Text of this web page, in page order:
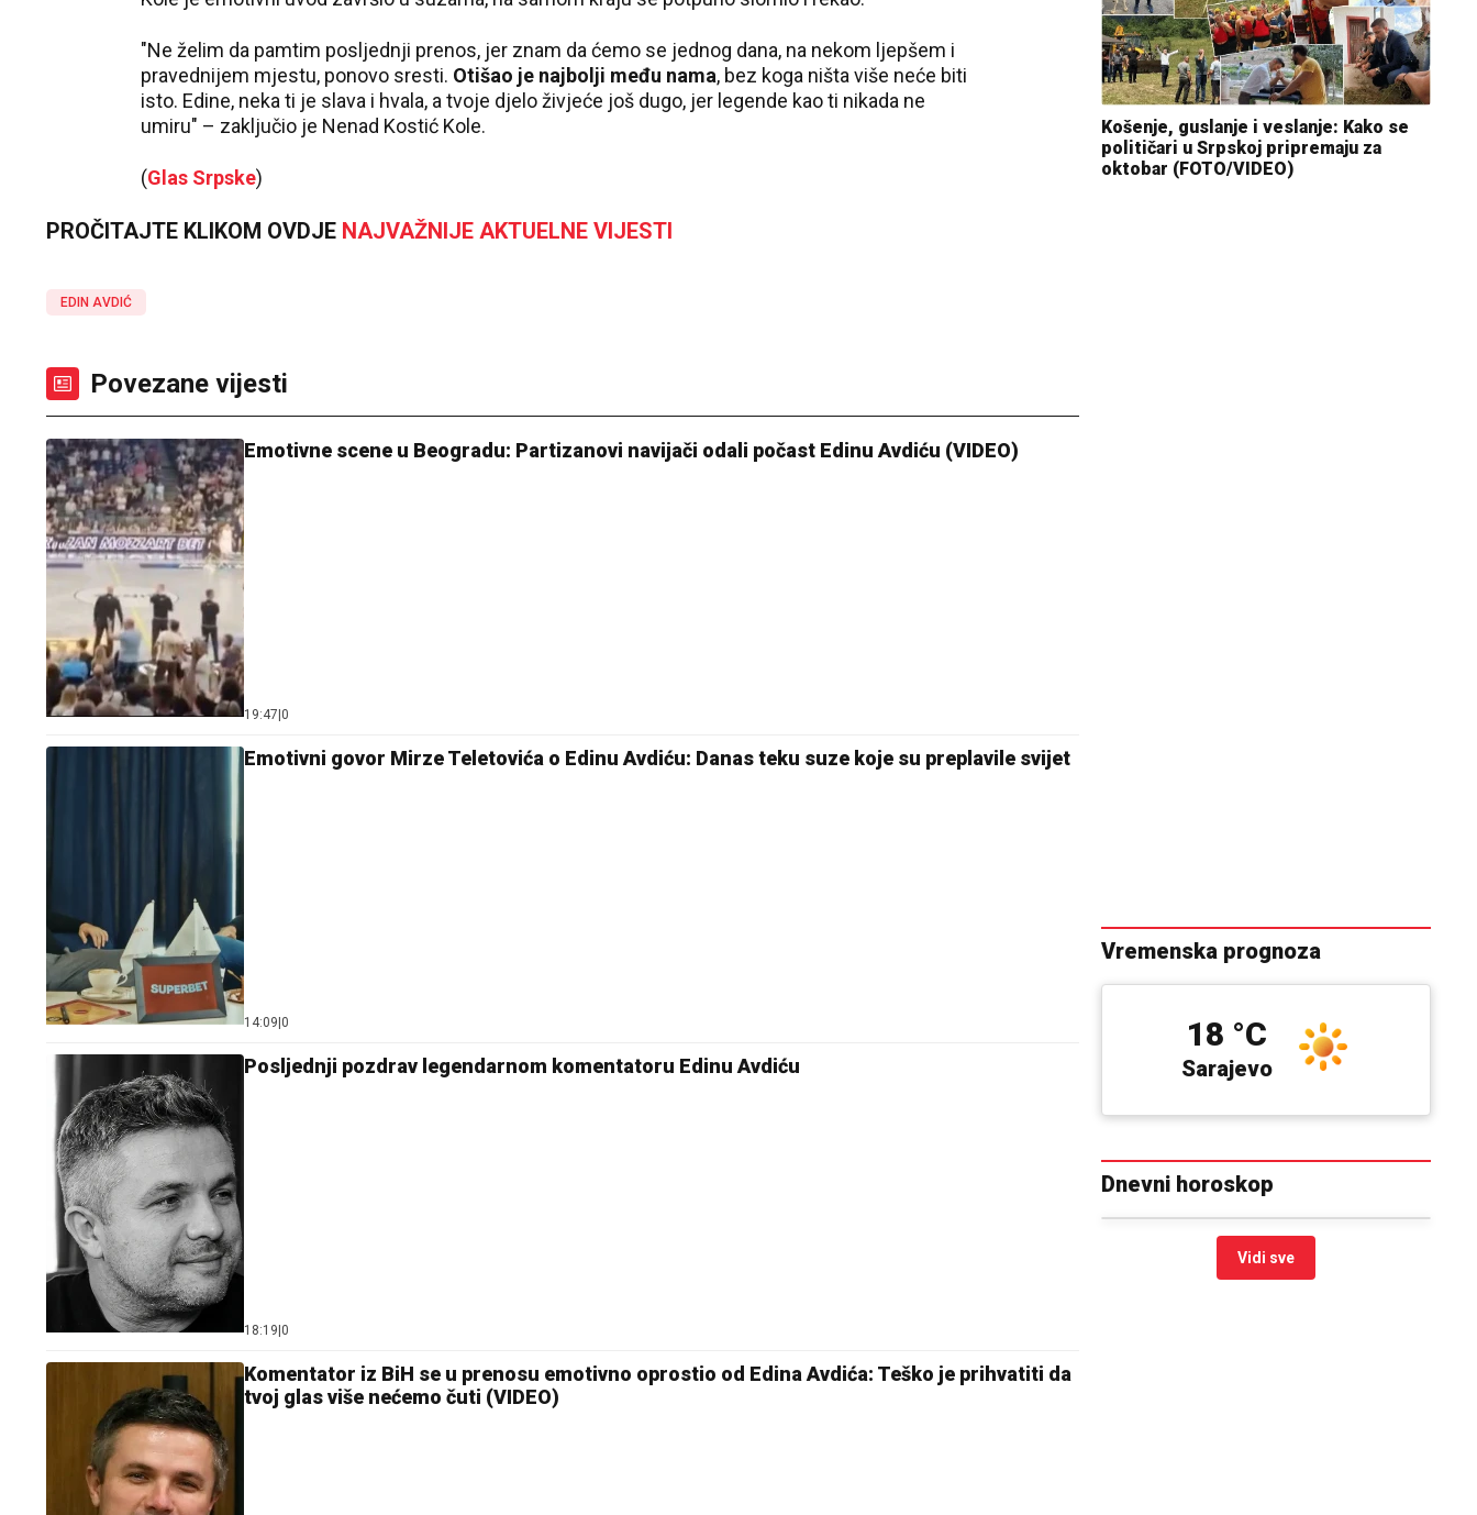
"Ne želim da pamtim posljednji prenos, jer znam da ćemo se jednog dana, na nekom ljepšem i
pravednijem mjestu, ponovo sresti. Otišao je najbolji među nama, bez koga ništa više neće biti
isto. Edine, neka ti je slava i hvala, a tvoje djelo živjeće još dugo, jer legende kao ti nikada ne
umiru" – zaključio je Nenad Kostić Kole.
(Glas Srpske)
PROČITAJTE KLIKOM OVDJE NAJVAŽNIJE AKTUELNE VIJESTI
EDIN AVDIĆ
Povezane vijesti
Emotivne scene u Beogradu: Partizanovi navijači odali počast Edinu Avdiću (VIDEO)
19:47 0
Emotivni govor Mirze Teletovića o Edinu Avdiću: Danas teku suze koje su preplavile svijet
14:09 0
Posljednji pozdrav legendarnom komentatoru Edinu Avdiću
18:19 0
Komentator iz BiH se u prenosu emotivno oprostio od Edina Avdića: Teško je prihvatiti da
tvoj glas više nećemo čuti (VIDEO)
Košenje, guslanje i veslanje: Kako se
političari u Srpskoj pripremaju za
oktobar (FOTO/VIDEO)
Vremenska prognoza
Sarajevo
18 °C
Dnevni horoskop
Vidi sve